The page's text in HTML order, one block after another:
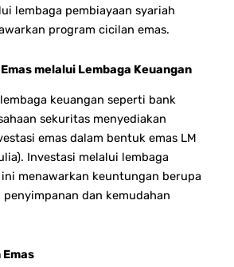
lembaga pembiayaan syariah
program cicilan emas.
melalui Lembaga Keuangan
keuangan seperti bank
sekuritas menyediakan
emas dalam bentuk emas LM
Investasi melalui lembaga
menawarkan keuntungan berupa
penyimpanan dan kemudahan